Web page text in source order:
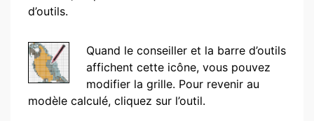
d’outils.
Quand le conseiller et la barre d’outils
affichent cette icône, vous pouvez
modifier la grille. Pour revenir au
modèle calculé, cliquez sur l’outil.